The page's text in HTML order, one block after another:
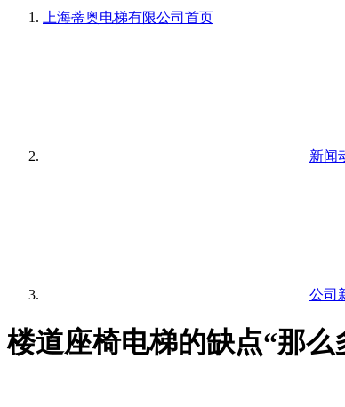
上海蒂奥电梯有限公司 首页
新闻
公司
楼道座椅电梯的缺点“那么